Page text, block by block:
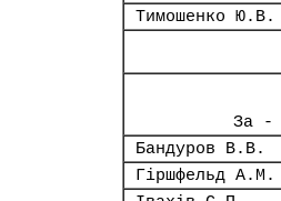
Тимошенко Ю.В.
За -
Бандуров В.В.
Гіршфельд А.М.